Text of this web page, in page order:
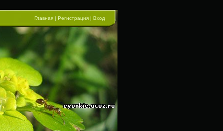
Главная | Регистрация | Вход